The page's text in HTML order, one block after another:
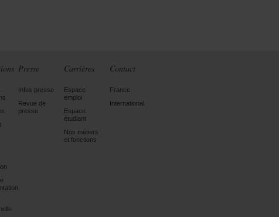
Presse
Infos presse
Revue de
presse
Carrières
Espace
emploi
Espace
étudiant
Nos métiers
et fonctions
Contact
France
International